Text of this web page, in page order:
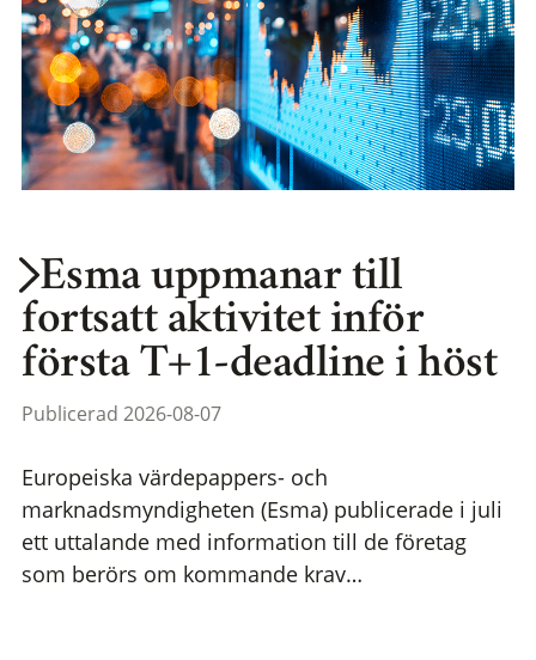
Esma uppmanar till
fortsatt aktivitet inför
första T+1-deadline i höst
Publicerad 2026-08-07
Europeiska värdepappers- och
marknadsmyndigheten (Esma) publicerade i juli
ett uttalande med information till de företag
som berörs om kommande krav…